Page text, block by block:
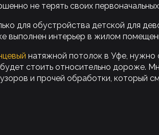
не терять своих
для обустройства детской для
выполнен интерьер в жилом
натяжной потолок в Уфе, нужно
стоить относительно дороже.
и прочей обработки, который